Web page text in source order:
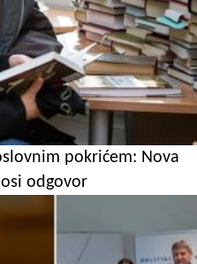
pokrićem: Nova
odgovor